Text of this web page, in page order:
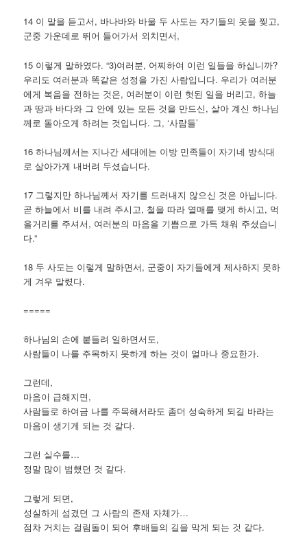
14 이 말을 듣고서, 바나바와 바울 두 사도는 자기들의 옷을 찢고,
군중 가운데로 뛰어 들어가서 외치면서,
15 이렇게 말하였다. “3)여러분, 어찌하여 이런 일들을 하십니까?
우리도 여러분과 똑같은 성정을 가진 사람입니다. 우리가 여러분
에게 복음을 전하는 것은, 여러분이 이런 헛된 일을 버리고, 하늘
과 땅과 바다와 그 안에 있는 모든 것을 만드신, 살아 계신 하나님
께로 돌아오게 하려는 것입니다. 그, ‘사람들’
16 하나님께서는 지나간 세대에는 이방 민족들이 자기네 방식대
로 살아가게 내버려 두셨습니다.
17 그렇지만 하나님께서 자기를 드러내지 않으신 것은 아닙니다.
곧 하늘에서 비를 내려 주시고, 철을 따라 열매를 맺게 하시고, 먹
을거리를 주셔서, 여러분의 마음을 기쁨으로 가득 채워 주셨습니
다.”
18 두 사도는 이렇게 말하면서, 군중이 자기들에게 제사하지 못하
게 겨우 말렸다.
=====
하나님의 손에 붙들려 일하면서도,
사람들이 나를 주목하지 못하게 하는 것이 얼마나 중요한가.
그런데,
마음이 급해지면,
사람들로 하여금 나를 주목해서라도 좀더 성숙하게 되길 바라는
마음이 생기게 되는 것 같다.
그런 실수를…
정말 많이 범했던 것 같다.
그렇게 되면,
성실하게 섬겼던 그 사람의 존재 자체가…
점차 거치는 걸림돌이 되어 후배들의 길을 막게 되는 것 같다.